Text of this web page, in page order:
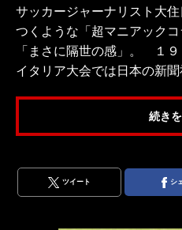
サッカージャーナリスト大
つくような「超マニアックコ
「まさに隔世の感」。 １９
イタリア大会では日本の新
続き
ツイート シ